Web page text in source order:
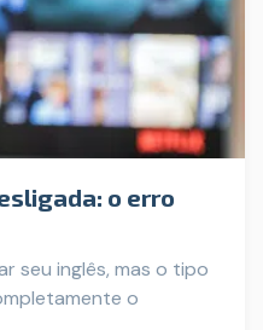
o erro
seu inglês, mas o tipo
o